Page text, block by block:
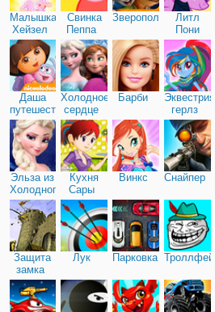
Малышка
Хейзел
Свинка
Пеппа
Зверополис
Литл
Пони
Дружба
Даша
путешественница
Холодное
сердце
Барби
Эквестрия
герлз
Эльза из
Холодного
сердца
Кухня
Сары
Винкс Снайпер
Защита
замка
Лук Парковка Троллфейс